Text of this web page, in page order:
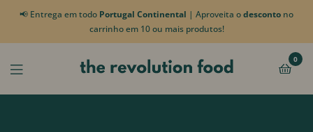
📢 Entrega em todo Portugal Continental | Aproveita odesconto no
carrinho em 10 ou mais produtos!
0